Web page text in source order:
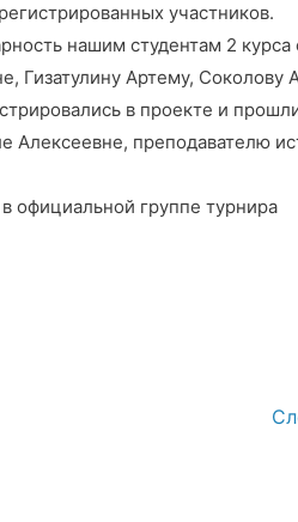
участников.
нашим студентам 2 курса
Гизатулину Артему,
в проекте и
Алексеевне, преподавателю
официальной группе турнира